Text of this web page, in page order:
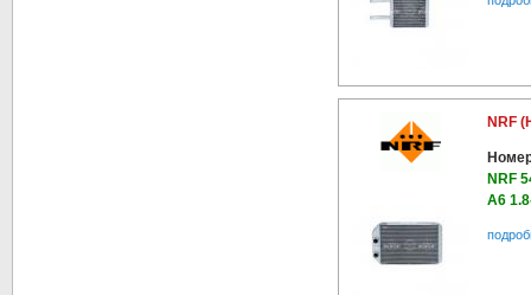
NRF
NRF
A6